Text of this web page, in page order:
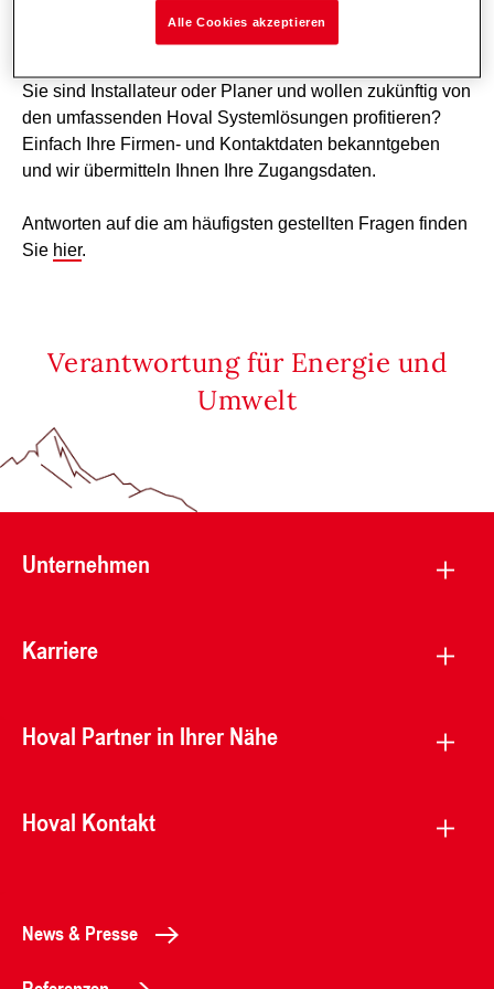
Login beantragen
Sie sind Installateur oder Planer und wollen zukünftig von
den umfassenden Hoval Systemlösungen profitieren?
Einfach Ihre Firmen- und Kontaktdaten bekanntgeben
und wir übermitteln Ihnen Ihre Zugangsdaten.
Antworten auf die am häufigsten gestellten Fragen finden
Sie hier.
Verantwortung für Energie und
Umwelt
Unternehmen
Karriere
Hoval Partner in Ihrer Nähe
Hoval Kontakt
News & Presse
Alle Cookies akzeptieren